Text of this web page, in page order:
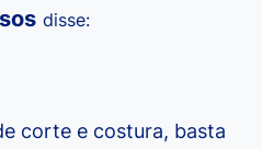
disse:
corte e costura, basta